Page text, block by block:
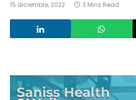
15 diciembre, 2022 3 Mins Read